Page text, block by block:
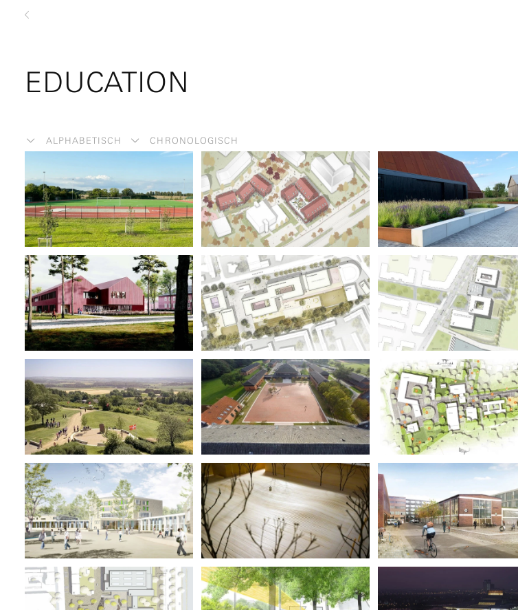
EDUCATION
ALPHABETISCH CHRONOLOGISCH